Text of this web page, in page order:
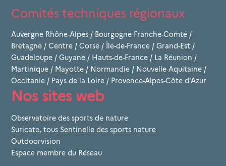
Comités techniques régionaux
Auvergne Rhône-Alpes / Bourgogne Franche-Comté /
Bretagne / Centre / Corse / Île-de-France / Grand-Est /
Guadeloupe / Guyane / Hauts-de-France / La Réunion /
Martinique / Mayotte / Normandie / Nouvelle-Aquitaine /
Occitanie / Pays de la Loire / Provence-Alpes-Côte d'Azur
Nos sites web
Observatoire des sports de nature
Suricate, tous Sentinelle des sports nature
Outdoorvision
Espace membre du Réseau